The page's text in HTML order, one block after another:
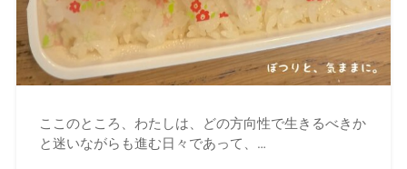
ここのところ、わたしは、どの方向性で生きるべきか
と迷いながらも進む日々であって、…